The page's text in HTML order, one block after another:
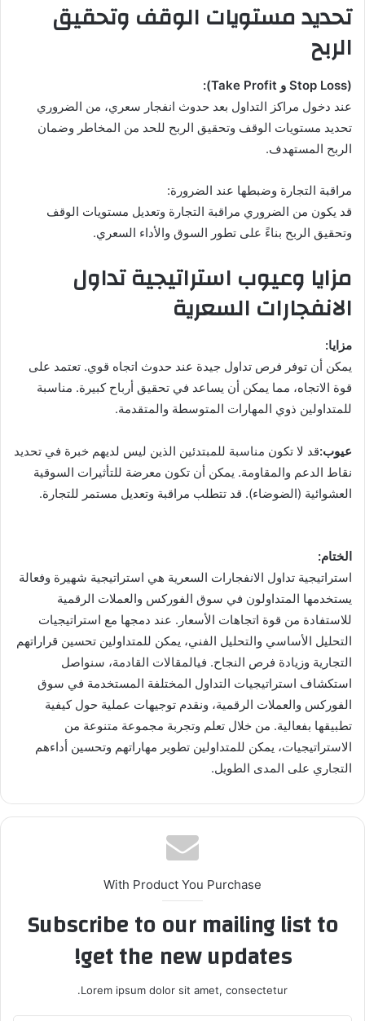
تحديد مستويات الوقف وتحقيق
الربح
(Stop Loss و Take Profit):
عند دخول مراكز التداول بعد حدوث انفجار سعري، من الضروري
تحديد مستويات الوقف وتحقيق الربح للحد من المخاطر وضمان
الربح المستهدف.
مراقبة التجارة وضبطها عند الضرورة:
قد يكون من الضروري مراقبة التجارة وتعديل مستويات الوقف
وتحقيق الربح بناءً على تطور السوق والأداء السعري.
مزايا وعيوب استراتيجية تداول
الانفجارات السعرية
مزايا:
يمكن أن توفر فرص تداول جيدة عند حدوث اتجاه قوي. تعتمد على
قوة الاتجاه، مما يمكن أن يساعد في تحقيق أرباح كبيرة. مناسبة
للمتداولين ذوي المهارات المتوسطة والمتقدمة.
عيوب:قد لا تكون مناسبة للمبتدئين الذين ليس لديهم خبرة في تحديد
نقاط الدعم والمقاومة. يمكن أن تكون معرضة للتأثيرات السوقية
العشوائية (الضوضاء). قد تتطلب مراقبة وتعديل مستمر للتجارة.
الختام:
استراتيجية تداول الانفجارات السعرية هي استراتيجية شهيرة وفعالة
يستخدمها المتداولون في سوق الفوركس والعملات الرقمية
للاستفادة من قوة اتجاهات الأسعار. عند دمجها مع استراتيجيات
التحليل الأساسي والتحليل الفني، يمكن للمتداولين تحسين قراراتهم
التجارية وزيادة فرص النجاح. فيالمقالات القادمة، سنواصل
استكشاف استراتيجيات التداول المختلفة المستخدمة في سوق
الفوركس والعملات الرقمية، ونقدم توجيهات عملية حول كيفية
تطبيقها بفعالية. من خلال تعلم وتجربة مجموعة متنوعة من
الاستراتيجيات، يمكن للمتداولين تطوير مهاراتهم وتحسين أداءهم
التجاري على المدى الطويل.
With Product You Purchase
Subscribe to our mailing list to
get the new updates!
Lorem ipsum dolor sit amet, consectetur.